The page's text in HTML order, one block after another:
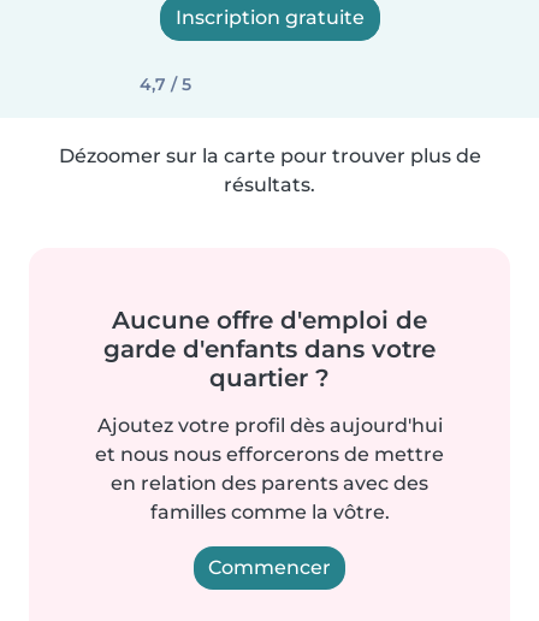
Inscription gratuite
4,7 / 5
Dézoomer sur la carte pour trouver plus de
résultats.
Aucune offre d'emploi de
garde d'enfants dans votre
quartier ?
Ajoutez votre profil dès aujourd'hui
et nous nous efforcerons de mettre
en relation des parents avec des
familles comme la vôtre.
Commencer